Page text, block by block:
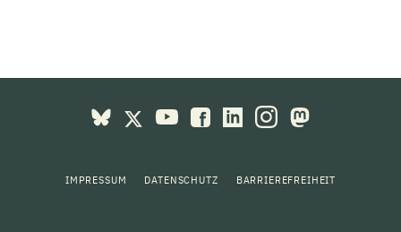
IMPRESSUM DATENSCHUTZ BARRIEREFREIHEIT